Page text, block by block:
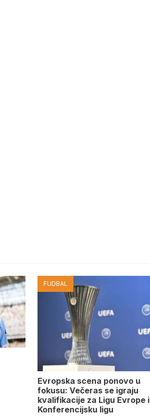
FUDBAL
Evropska scena ponovo u
fokusu: Večeras se igraju
kvalifikacije za Ligu Evrope i
Konferencijsku ligu